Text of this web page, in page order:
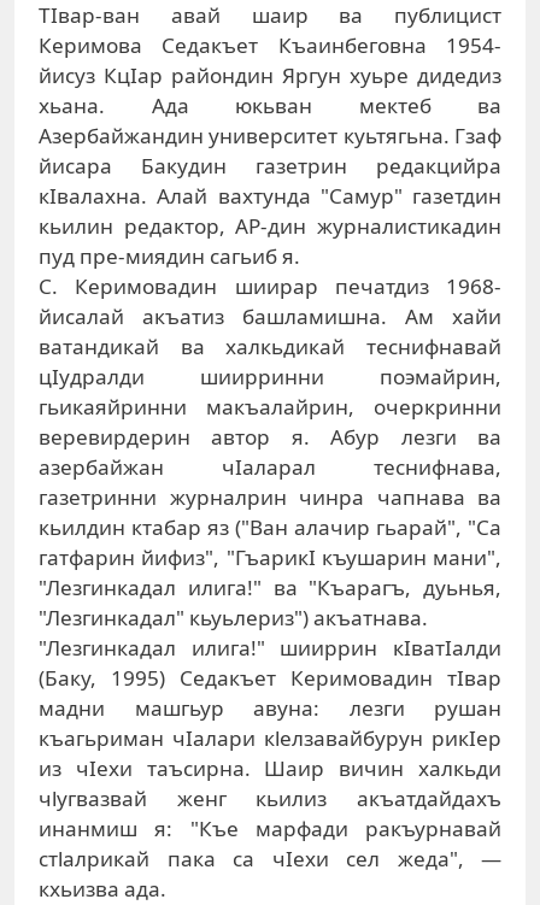
ТIвар-ван авай шаир ва публицист
Керимова Седакъет Къаинбеговна 1954-
йисуз КцIар райондин Яргун хуьре дидедиз
хьана. Ада юкьван мектеб ва
Азербайжандин университет куьтягьна. Гзаф
йисара Бакудин газетрин редакцийра
кIвалахна. Алай вахтунда "Самур" газетдин
кьилин редактор, АР-дин журналистикадин
пуд пре-миядин сагьиб я.
С. Керимовадин шиирар печатдиз 1968-
йисалай акъатиз башламишна. Ам хайи
ватандикай ва халкьдикай теснифнавай
цIудралди шиирринни поэмайрин,
гьикаяйринни макъалайрин, очеркринни
веревирдерин автор я. Абур лезги ва
азербайжан чIаларал теснифнава,
газетринни журналрин чинра чапнава ва
кьилдин ктабар яз ("Ван алачир гьарай", "Са
гатфарин йифиз", "ГъарикI къушарин мани",
"Лезгинкадал илига!" ва "Къарагъ, дуьнья,
"Лезгинкадал" кьуьлериз") акъатнава.
"Лезгинкадал илига!" шииррин кIватIалди
(Баку, 1995) Седакъет Керимовадин тIвар
мадни машгьур авуна: лезги рушан
къагьриман чIалари кlелзавайбурун рикIер
из чIехи таъсирна. Шаир вичин халкьди
чlугвазвай женг кьилиз акъатдайдахъ
инанмиш я: "Къе марфади ракъурнавай
стlалрикай пака са чIехи сел жеда", —
кхьизва ада.